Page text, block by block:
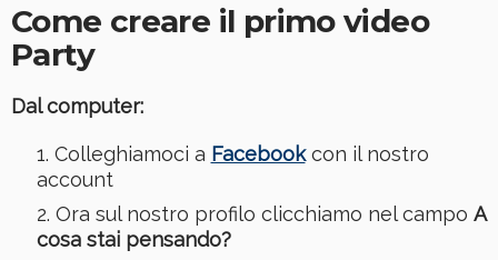
Come creare il primo video
Party
Dal computer:
Colleghiamoci a Facebookcon il nostro
account
Ora sul nostro profilo clicchiamo nel campo A
cosa stai pensando?